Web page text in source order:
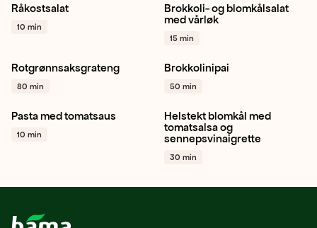
Gulrot Spisskål
+ 1
Råkostsalat
10 min
Blomkål Brokkoli
Vårløk
Brokkoli- og blomkålsalat
med vårløk
15 min
Gulrot Sellerirot
Kålrot
+ 1
Rotgrønnsaksgrateng
80 min
Brokkolini
Rødløk
Brokkolinipai
50 min
Plommetomat
Gul løk
Hvitløk
Pasta med tomatsaus
10 min
Blomkål
Gressløk
Cherrytomat
+ 1
Helstekt blomkål med
tomatsalsa og
sennepsvinaigrette
30 min